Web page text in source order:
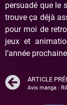
persuadé que le
trouve ça déjà
pour moi de
jeux et
l’année
ARTICLE
Avis manga :